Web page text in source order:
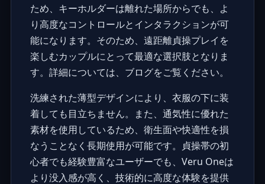
ため、キーホルダーは離れた場所からでも、よ
り高度なコントロールとインタラクションが可
能になります。そのため、遠距離貞操プレイを
楽しむカップルにとって最適な選択肢となりま
す。 詳細については、ブログをご覧ください。
洗練された薄型デザインにより、衣服の下に装
着しても目立ちません。また、通気性に優れた
素材を使用しているため、衛生面や快適性を損
なうことなく長期使用が可能です。貞操帯の初
心者でも経験豊富なユーザーでも、Veru Oneは
より没入感が高く、技術的に高度な体験を提供